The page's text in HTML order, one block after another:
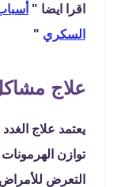
اقرا ايضا "
السكري "
علاج
يعتمد علاج
توازن
التعرض